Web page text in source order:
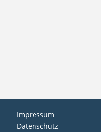
Impressum
Datenschutz